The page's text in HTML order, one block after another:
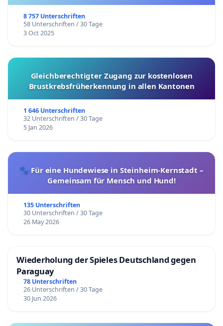
8 757 Unterschriften
58 Unterschriften / 30 Tage
3 Oct 2025
Gleichberechtigter Zugang zur kostenlosen
Brustkrebsfrüherkennung in allen Kantonen
1 646 Unterschriften
32 Unterschriften / 30 Tage
5 Jan 2026
🐾 Für eine Hundewiese in Steinheim-Kernstadt –
Gemeinsam für Mensch und Hund!
135 Unterschriften
30 Unterschriften / 30 Tage
26 May 2026
Wiederholung der Spieles Deutschland gegen
Paraguay
78 Unterschriften
26 Unterschriften / 30 Tage
30 Jun 2026